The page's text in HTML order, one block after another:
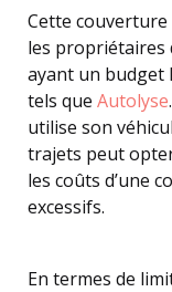
Cette
les propriétaires
ayant un budget
tels que Autolyse
utilise son
trajets peut
les coûts d’une
excessifs.
En termes de